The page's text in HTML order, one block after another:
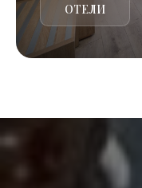
ОТЕЛИ